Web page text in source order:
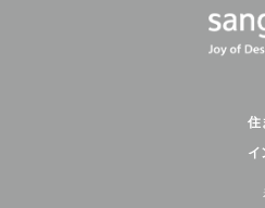
住
イ